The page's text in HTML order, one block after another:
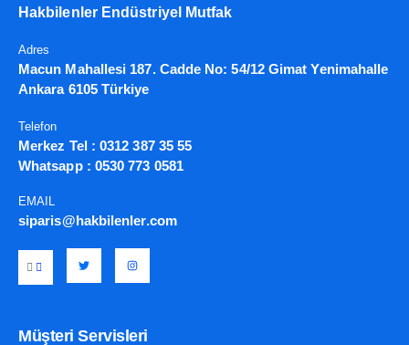
Hakbilenler Endüstriyel Mutfak
Adres
Macun Mahallesi 187. Cadde No: 54/12 Gimat Yenimahalle
Ankara 6105 Türkiye
Telefon
Merkez Tel : 0312 387 35 55
Whatsapp : 0530 773 0581
EMAIL
siparis@hakbilenler.com
Müşteri Servisleri